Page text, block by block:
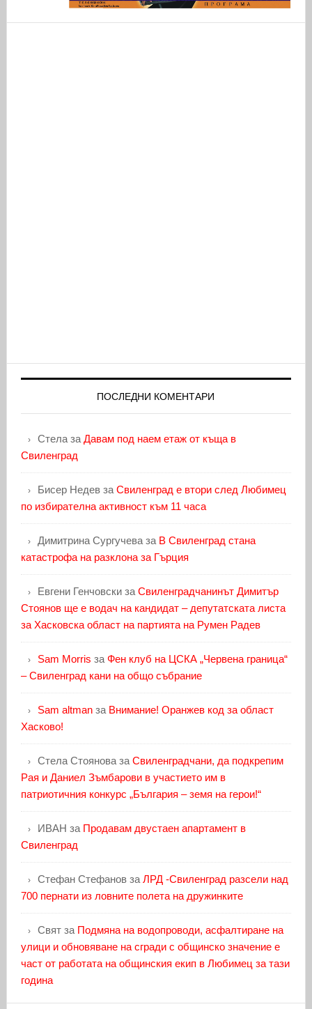
ПОСЛЕДНИ КОМЕНТАРИ
Стелаза Давам под наем етаж от къща в
Свиленград
Бисер Недевза Свиленград е втори след Любимец
по избирателна активност към 11 часа
Димитрина Сургучеваза В Свиленград стана
катастрофа на разклона за Гърция
Евгени Генчовскиза Свиленградчанинът Димитър
Стоянов ще е водач на кандидат – депутатската листа
за Хасковска област на партията на Румен Радев
Sam Morris за Фен клуб на ЦСКА „Червена граница“
– Свиленград кани на общо събрание
Sam altmanза Внимание! Оранжев код за област
Хасково!
Стела Стояноваза Свиленградчани, да подкрепим
Рая и Даниел Зъмбарови в участието им в
патриотичния конкурс „България – земя на герои!“
ИВАН за Продавам двустаен апартамент в
Свиленград
Стефан Стефановза ЛРД -Свиленград разсели над
700 пернати из ловните полета на дружинките
Святза Подмяна на водопроводи, асфалтиране на
улици и обновяване на сгради с общинско значение е
част от работата на общинския екип в Любимец за тази
година